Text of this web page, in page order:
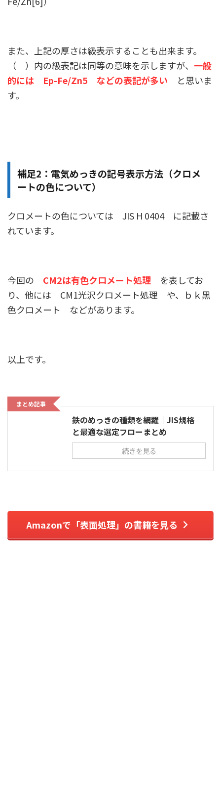
また、上記の厚さは級表示することも出来ます。
（ ）内の級表記は同等の意味を示しますが、 一般
的には Ep-Fe/Zn5 などの表記が多い
と思いま
す。
補足2：電気めっきの記号表示方法（クロメ
ートの色について）
クロメートの色については JIS H 0404 に記載さ
れています。
今回の CM2は有色クロメート処理 を表してお
り、他には CM1光沢クロメート処理 や、ｂｋ黒
色クロメート などがあります。
以上です。
まとめ記事
鉄のめっきの種類を網羅｜JIS規格
と最適な選定フローまとめ
続きを見る
Amazonで「表面処理」の書籍を見る